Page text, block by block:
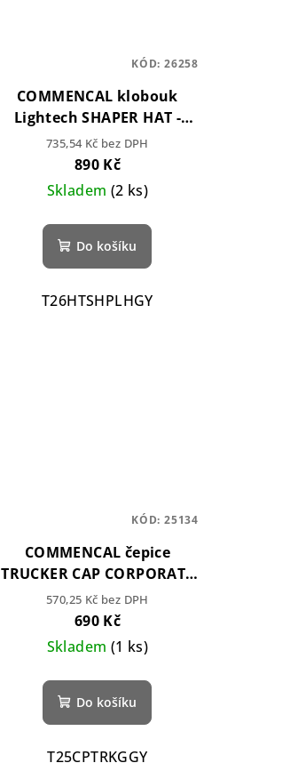
COMMENCAL klobouk
Lightech SHAPER HAT -
Grey
735,54 Kč bez DPH
890 Kč
Skladem (2 ks)
Do košíku
T26HTSHPLHGY
KÓD: 26258
COMMENCAL čepice
TRUCKER CAP CORPORATE
LIGHT GREY
570,25 Kč bez DPH
690 Kč
Skladem (1 ks)
Do košíku
T25CPTRKGGY
KÓD: 25134